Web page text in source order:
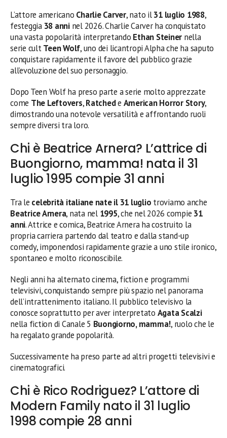
L’attore americano Charlie Carver, nato il31 luglio 1988,
festeggia 38 anninel 2026. Charlie Carver ha conquistato
una vasta popolarità interpretando Ethan Steiner nella
serie cultTeen Wolf, uno dei licantropi Alpha che ha saputo
conquistare rapidamente il favore del pubblico grazie
all’evoluzione del suo personaggio.
Dopo Teen Wolf ha preso parte a serie molto apprezzate
come The Leftovers,Ratchede American Horror Story,
dimostrando una notevole versatilità e affrontando ruoli
sempre diversi tra loro.
Chi è Beatrice Arnera? L’attrice di
Buongiorno, mamma! nata il 31
luglio 1995 compie 31 anni
Tra le celebrità italiane nate il 31 luglio troviamo anche
Beatrice Arnera, nata nel 1995, che nel 2026 compie 31
anni. Attrice e comica, Beatrice Arnera ha costruito la
propria carriera partendo dal teatro e dalla stand-up
comedy, imponendosi rapidamente grazie a uno stile ironico,
spontaneo e molto riconoscibile.
Negli anni ha alternato cinema, fiction e programmi
televisivi, conquistando sempre più spazio nel panorama
dell’intrattenimento italiano. Il pubblico televisivo la
conosce soprattutto per aver interpretato Agata Scalzi
nella fiction di Canale 5 Buongiorno, mamma!, ruolo che le
ha regalato grande popolarità.
Successivamente ha preso parte ad altri progetti televisivi e
cinematografici.
Chi è Rico Rodriguez? L’attore di
Modern Family nato il 31 luglio
1998 compie 28 anni